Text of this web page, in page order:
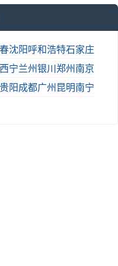
沈阳呼和浩特石家庄
西宁兰州银川郑州南京
贵阳成都广州昆明南宁